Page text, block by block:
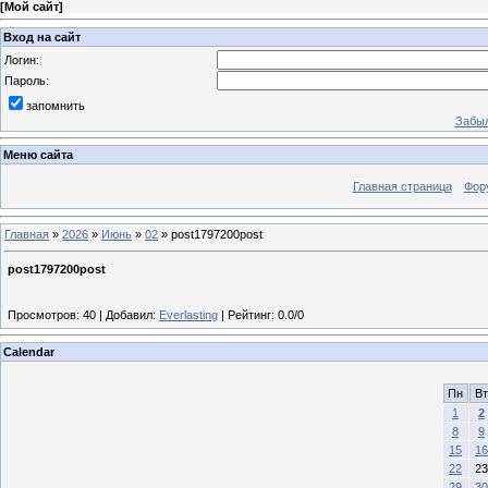
[Мой сайт]
Вход на сайт
Логин:
Пароль:
запомнить
Меню сайта
Главная страница
Главная » 2026 » Июнь » 02 » post1797200post
post1797200post
Просмотров: 40 | Добавил: Everlasting | Рейтинг: 0.0/0
Calendar
Пн
Вт
1
2
8
9
15
16
22
23